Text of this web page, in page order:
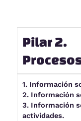
Pilar 2.
1. Información
2. Información
3. Información
actividades.